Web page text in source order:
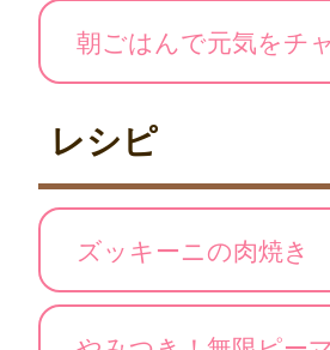
朝ごはんで元気をチ
レシピ
ズッキーニの肉焼き